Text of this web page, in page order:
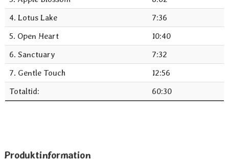
4. Lotus Lake
7:36
5. Open Heart
10:40
6. Sanctuary
7:32
7. Gentle Touch
12:56
Totaltid:
60:30
Produktinformation